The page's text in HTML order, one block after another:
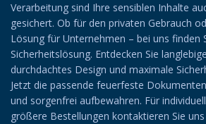
Verarbeitung sind Ihre sensiblen Inhalte
gesichert. Ob für den privaten Gebrauch
Lösung für Unternehmen – bei uns finden
Sicherheitslösung. Entdecken Sie
durchdachtes Design und maximale
Jetzt die passende feuerfeste
und sorgenfrei aufbewahren. Für
größere Bestellungen kontaktieren Sie